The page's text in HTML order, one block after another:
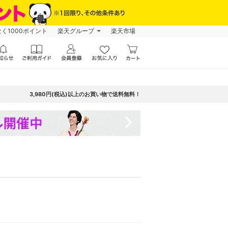
1000ポイント 楽天グループ 楽天市場
3,980円(税込)以上のお買い物で送料無料！